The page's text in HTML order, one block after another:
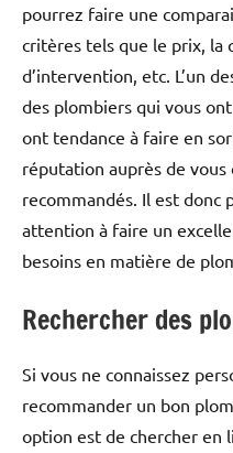
pourrez faire une
critères tels que le prix, la
d’intervention, etc. L’un
des plombiers qui vous
ont tendance à faire en
réputation auprès de
recommandés. Il est donc
attention à faire un
besoins en matière de
Rechercher des
Si vous ne connaissez
recommander un bon
option est de chercher en